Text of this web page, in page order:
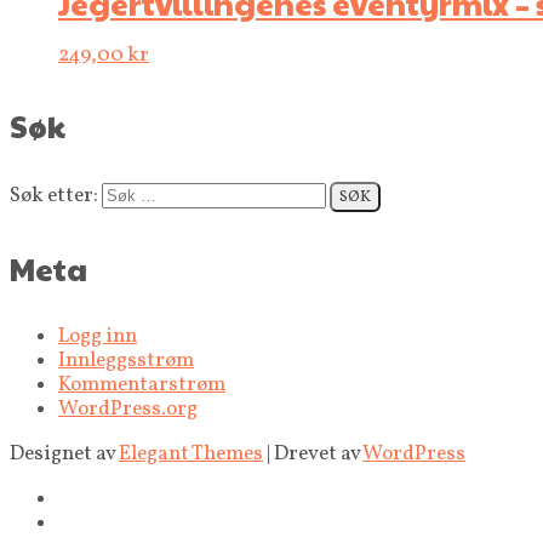
249,00kr
Søk
Søk etter:
Meta
Logg inn
Innleggsstrøm
Kommentarstrøm
WordPress.org
Designet avElegant Themes| Drevet avWordPress